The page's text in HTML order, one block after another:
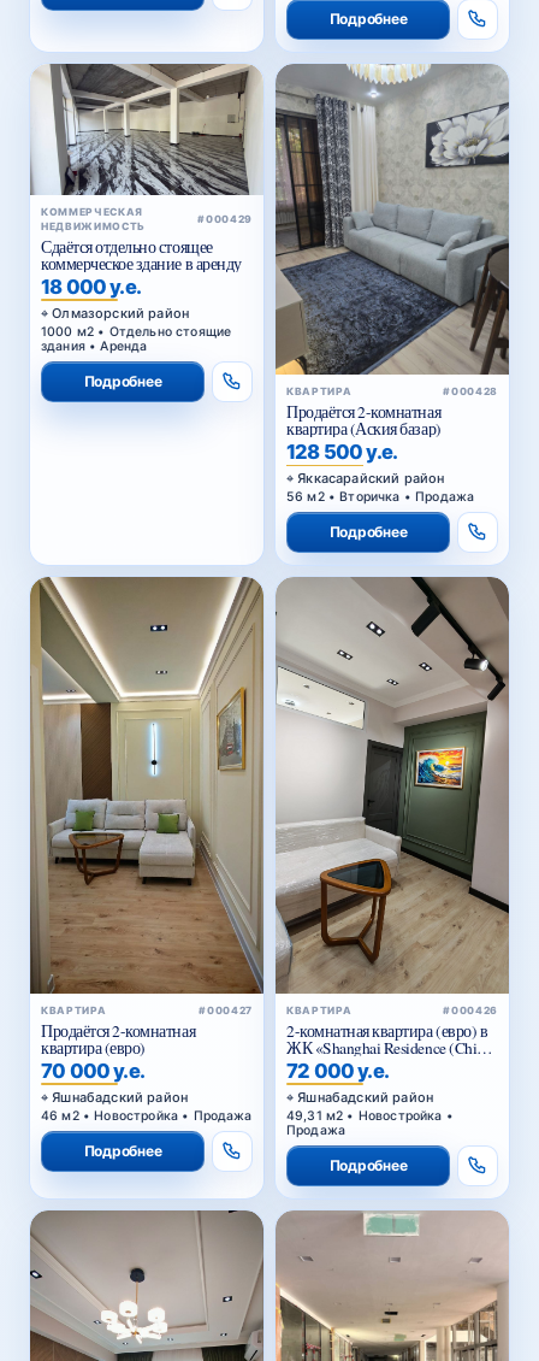
Подробнее
КОММЕРЧЕСКАЯ
НЕДВИЖИМОСТЬ
#000429
Сдаётся отдельно стоящее
коммерческое здание в аренду
18 000 у.е.
Олмазорский район
1000 м2 • Отдельно стоящие
здания • Аренда
Подробнее
КВАРТИРА #000428
Продаётся 2-комнатная
квартира (Аския базар)
128 500 у.е.
Яккасарайский район
56 м2 • Вторичка • Продажа
Подробнее
КВАРТИРА #000427
Продаётся 2-комнатная
квартира (евро)
70 000 у.е.
Яшнабадский район
46 м2 • Новостройка • Продажа
Подробнее
КВАРТИРА #000426
2-комнатная квартира (евро) в
ЖК «Shanghai Residence (China
House)»
72 000 у.е.
Яшнабадский район
49,31 м2 • Новостройка •
Продажа
Подробнее